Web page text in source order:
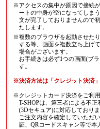
※アクセスの集中が原因で接続
ートの中身が空になってしま
文が完了しておりませんので
たします。
※複数のブラウザを起動させた
する等、画面を複数立ち上げ
場合がございます。
お手続きは必ず1つの画面(ブ
す。
※決済方法は「クレジット決済
※クレジットカード決済をご利
T-SHOPは、第三者による不
(3Dセキュア)に対応しておりま
ご注文内容を確定していただ
証、QRコードスキャン等で本